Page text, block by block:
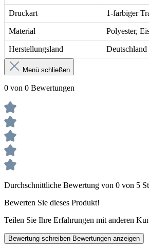
Druckart 1-farbiger
Material Polyester,
Herstellungsland Deutschland
Menü schließen
0 von 0 Bewertungen
Durchschnittliche Bewertung von 0 von 5
Bewerten Sie dieses Produkt!
Teilen Sie Ihre Erfahrungen mit anderen
Bewertung schreiben Bewertungen anzeigen